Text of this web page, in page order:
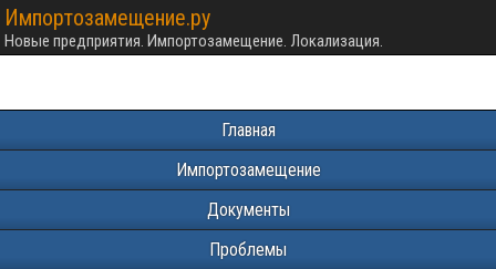
Импортозамещение.ру
Новые предприятия. Импортозамещение. Локализация.
Главная
Импортозамещение
Документы
Проблемы